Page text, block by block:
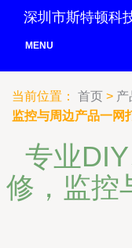
深圳市斯特顿科
MENU
当前位置： 首页 > 产
监控与周边产品一网
专业
修，监控